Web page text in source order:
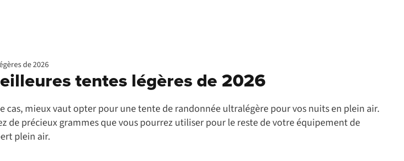
de 2026
tentes légères de 2026
cas, mieux vaut opter pour une tente de randonnée ultralégère pour vos nuits en plein air.
de précieux grammes que vous pourrez utiliser pour le reste de votre équipement de
plein air.